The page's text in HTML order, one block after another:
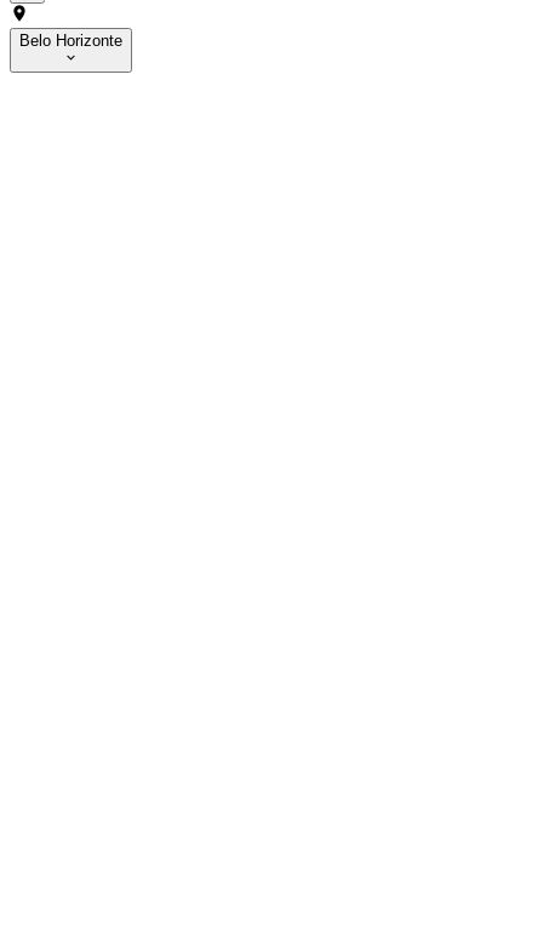
Belo Horizonte